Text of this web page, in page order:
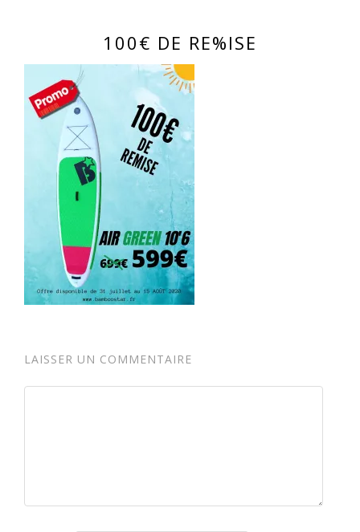
100€ DE RE%ISE
LAISSER UN COMMENTAIRE